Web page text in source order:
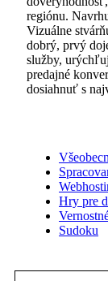
regiónu.
Vizuálne
dobrý, prvý
služby,
predajné
dosiahnuť s
Hry pre
Sudoku